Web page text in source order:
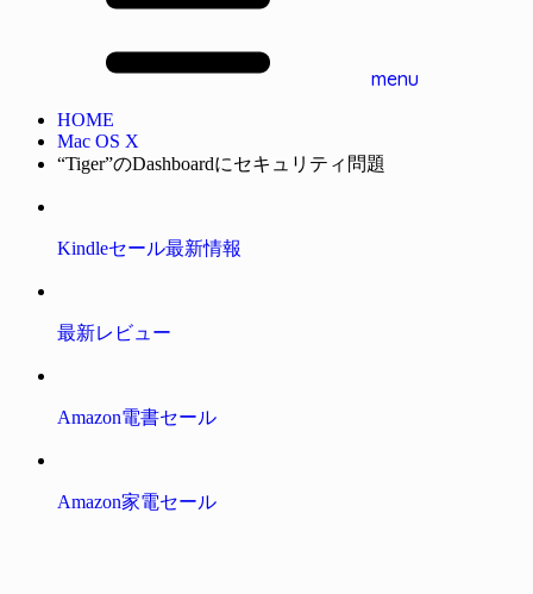
menu
HOME
Mac OS X
“Tiger”のDashboardにセキュリティ問題
Kindleセール最新情報
最新レビュー
Amazon電書セール
Amazon家電セール